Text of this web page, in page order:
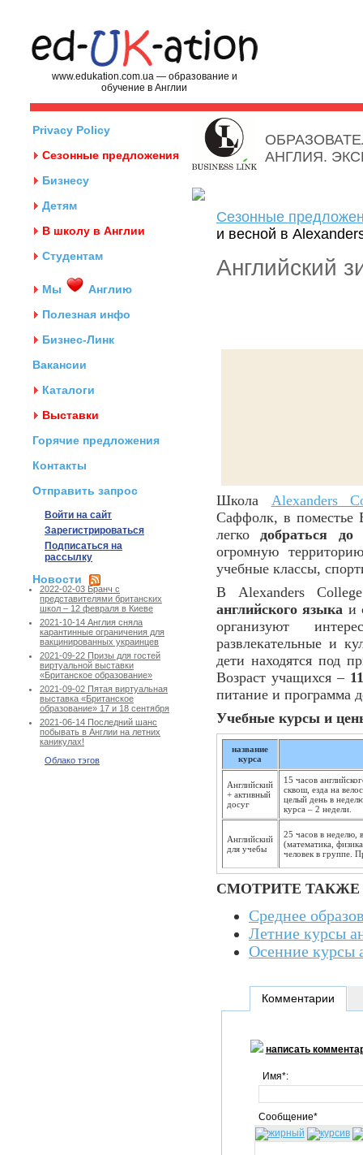
www.edukation.com.ua — образование и
обучение в Англии
Privacy Policy
Сезонные предложения
Бизнесу
Детям
В школу в Англии
Студентам
Мы
Англию
Полезная инфо
Бизнес-Линк
Вакансии
Каталоги
Выставки
Горячие предложения
Контакты
Отправить запрос
Войти на сайт
Зарегистрироваться
Подписаться на
рассылку
Новости
2022-02-03 Бранч с
представителями британских
школ – 12 февраля в Киеве
2021-10-14 Англия сняла
карантинные ограничения для
вакцинированных украинцев
2021-09-22 Призы для гостей
виртуальной выставки
«Британское образование»
2021-09-02 Пятая виртуальная
выставка «Британское
образование» 17 и 18 сентября
2021-06-14 Последний шанс
побывать в Англии на летних
каникулах!
Облако тэгов
АНГЛИЯ.
Сезонные
и весной в
Английский
Школа Alexanders
Саффолк, в поместье
легкодобраться до
огромную
учебные классы,
В Alexanders
английского языка и
организуют
развлекательные и
дети находятся под
Возраст учащихся –
питание и программа
Учебные курсы и
название
курса
Английский
+ активный
досуг
15 часов
сквош, езда на
целый день в
курса – 2 недели.
Английский
для учебы
25 часов в неделю,
(математика,
человек в группе.
СМОТРИТЕ ТАКЖЕ
Среднее
Летние курсы
Осенние курсы
Комментарии
написать
Имя*:
Сообщение*